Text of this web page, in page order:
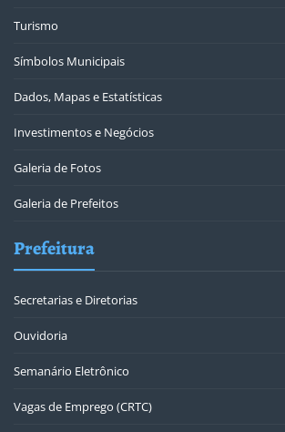
Turismo
Símbolos Municipais
Dados, Mapas e Estatísticas
Investimentos e Negócios
Galeria de Fotos
Galeria de Prefeitos
Prefeitura
Secretarias e Diretorias
Ouvidoria
Semanário Eletrônico
Vagas de Emprego (CRTC)